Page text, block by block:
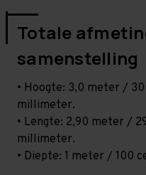
Totale
samenstelling
• Hoogte: 3,0 meter /
millimeter.
• Lengte: 2,90 meter /
millimeter.
• Diepte: 1 meter / 100